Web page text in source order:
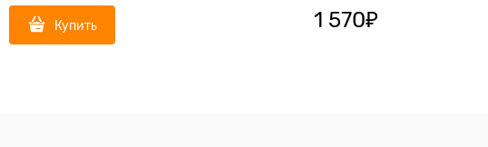
Купить 1 570₽